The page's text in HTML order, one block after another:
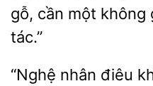
gỗ,
một không
tác.”
“Nghệ nhân điêu